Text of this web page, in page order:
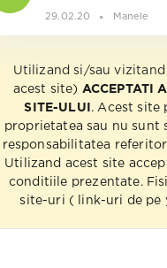
29.02.20 Manele
Utilizand si/sau
acest site) ACCEPTATI
SITE-ULUI . Acest site
proprietatea sau nu sunt
responsabilitatea
Utilizand acest site
conditiile prezentate.
site-uri ( link-uri de pe